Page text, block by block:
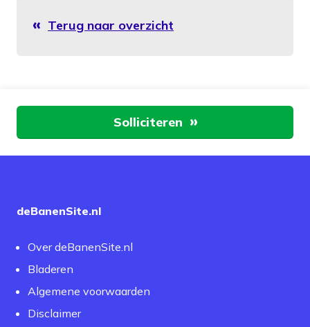
Terug naar overzicht
Aan de slagSolliciteren
deBanenSite.nl
Over deBanenSite.nl
Bladeren
Algemene voorwaarden
Disclaimer